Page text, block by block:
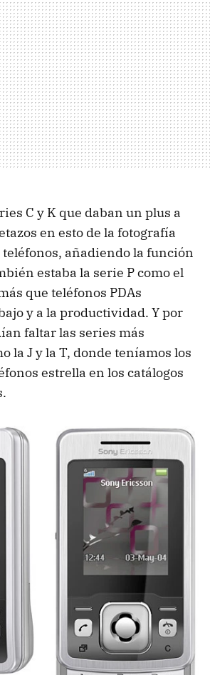
C y K que daban un plus a
en esto de la fotografía
añadiendo la función
estaba la serie P como el
que teléfonos PDAs
y a la productividad. Y por
faltar las series más
la J y la T, donde teníamos los
estrella en los catálogos